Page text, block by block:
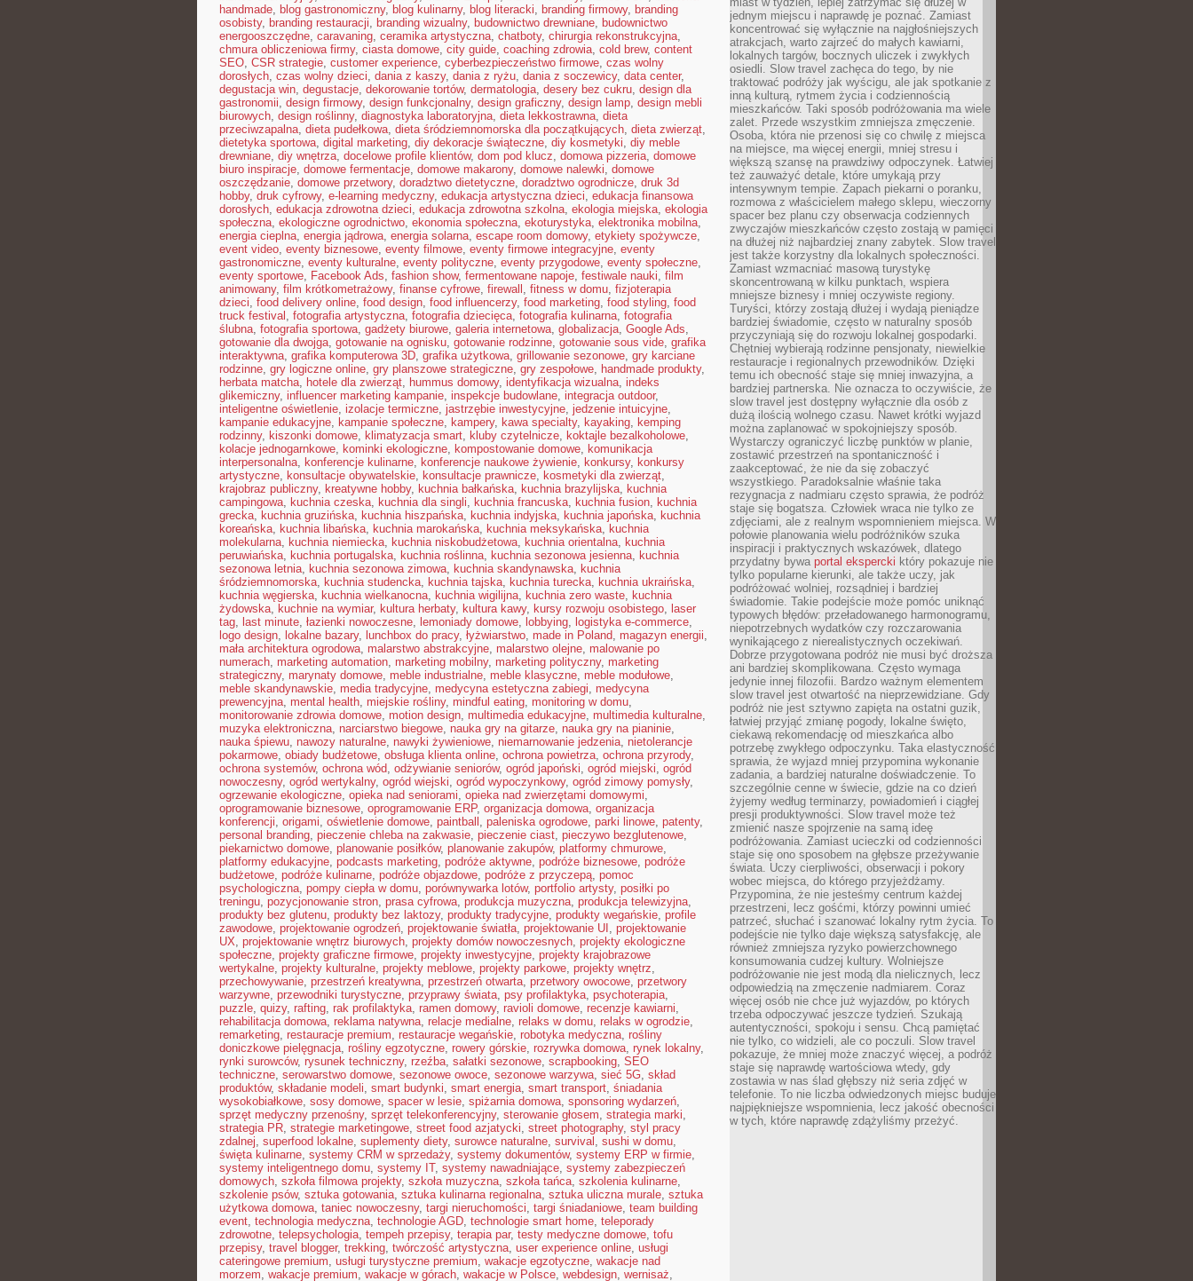
handmade, blog gastronomiczny, blog kulinarny, blog literacki, branding firmowy, branding
osobisty, branding restauracji, branding wizualny, budownictwo drewniane, budownictwo
energooszczędne, caravaning, ceramika artystyczna, chatboty, chirurgia rekonstrukcyjna,
chmura obliczeniowa firmy, ciasta domowe, city guide, coaching zdrowia, cold brew, content
SEO, CSR strategie, customer experience, cyberbezpieczeństwo firmowe, czas wolny
dorosłych, czas wolny dzieci, dania z kaszy, dania z ryżu, dania z soczewicy, data center,
degustacja win, degustacje, dekorowanie tortów, dermatologia, desery bez cukru, design dla
gastronomii, design firmowy, design funkcjonalny, design graficzny, design lamp, design mebli
biurowych, design roślinny, diagnostyka laboratoryjna, dieta lekkostrawna, dieta
przeciwzapalna, dieta pudełkowa, dieta śródziemnomorska dla początkujących, dieta zwierząt,
dietetyka sportowa, digital marketing, diy dekoracje świąteczne, diy kosmetyki, diy meble
drewniane, diy wnętrza, docelowe profile klientów, dom pod klucz, domowa pizzeria, domowe
biuro inspiracje, domowe fermentacje, domowe makarony, domowe nalewki, domowe
oszczędzanie, domowe przetwory, doradztwo dietetyczne, doradztwo ogrodnicze, druk 3d
hobby, druk cyfrowy, e-learning medyczny, edukacja artystyczna dzieci, edukacja finansowa
dorosłych, edukacja zdrowotna dzieci, edukacja zdrowotna szkolna, ekologia miejska, ekologia
społeczna, ekologiczne ogrodnictwo, ekonomia społeczna, ekoturystyka, elektronika mobilna,
energia cieplna, energia jądrowa, energia solarna, escape room domowy, etykiety spożywcze,
event video, eventy biznesowe, eventy filmowe, eventy firmowe integracyjne, eventy
gastronomiczne, eventy kulturalne, eventy polityczne, eventy przygodowe, eventy społeczne,
eventy sportowe, Facebook Ads, fashion show, fermentowane napoje, festiwale nauki, film
animowany, film krótkometrażowy, finanse cyfrowe, firewall , fitness w domu, fizjoterapia
dzieci, food delivery online, food design, food influencerzy, food marketing, food styling, food
truck festival , fotografia artystyczna, fotografia dziecięca, fotografia kulinarna, fotografia
ślubna, fotografia sportowa, gadżety biurowe, galeria internetowa, globalizacja, Google Ads,
gotowanie dla dwojga, gotowanie na ognisku, gotowanie rodzinne, gotowanie sous vide, grafika
interaktywna, grafika komputerowa 3D, grafika użytkowa, grillowanie sezonowe, gry karciane
rodzinne, gry logiczne online, gry planszowe strategiczne, gry zespołowe, handmade produkty,
herbata matcha, hotele dla zwierząt, hummus domowy, identyfikacja wizualna, indeks
glikemiczny, influencer marketing kampanie, inspekcje budowlane, integracja outdoor,
inteligentne oświetlenie, izolacje termiczne, jastrzębie inwestycyjne, jedzenie intuicyjne,
kampanie edukacyjne, kampanie społeczne, kampery, kawa specialty, kayaking, kemping
rodzinny, kiszonki domowe, klimatyzacja smart, kluby czytelnicze, koktajle bezalkoholowe,
kolacje jednogarnkowe, kominki ekologiczne, kompostowanie domowe, komunikacja
interpersonalna, konferencje kulinarne, konferencje naukowe żywienie, konkursy, konkursy
artystyczne, konsultacje obywatelskie, konsultacje prawnicze, kosmetyki dla zwierząt,
krajobraz publiczny, kreatywne hobby, kuchnia bałkańska, kuchnia brazylijska, kuchnia
campingowa, kuchnia czeska, kuchnia dla singli, kuchnia francuska, kuchnia fusion, kuchnia
grecka, kuchnia gruzińska, kuchnia hiszpańska, kuchnia indyjska, kuchnia japońska, kuchnia
koreańska, kuchnia libańska, kuchnia marokańska, kuchnia meksykańska, kuchnia
molekularna, kuchnia niemiecka, kuchnia niskobudżetowa, kuchnia orientalna, kuchnia
peruwiańska, kuchnia portugalska, kuchnia roślinna, kuchnia sezonowa jesienna, kuchnia
sezonowa letnia, kuchnia sezonowa zimowa, kuchnia skandynawska, kuchnia
śródziemnomorska, kuchnia studencka, kuchnia tajska, kuchnia turecka, kuchnia ukraińska,
kuchnia węgierska, kuchnia wielkanocna, kuchnia wigilijna, kuchnia zero waste, kuchnia
żydowska, kuchnie na wymiar, kultura herbaty, kultura kawy, kursy rozwoju osobistego, laser
tag, last minute, łazienki nowoczesne, lemoniady domowe, lobbying, logistyka e-commerce,
logo design, lokalne bazary, lunchbox do pracy, łyżwiarstwo, made in Poland, magazyn energii,
mała architektura ogrodowa, malarstwo abstrakcyjne, malarstwo olejne, malowanie po
numerach, marketing automation, marketing mobilny, marketing polityczny, marketing
strategiczny, marynaty domowe, meble industrialne, meble klasyczne, meble modułowe,
meble skandynawskie, media tradycyjne, medycyna estetyczna zabiegi, medycyna
prewencyjna, mental health, miejskie rośliny, mindful eating, monitoring w domu,
monitorowanie zdrowia domowe, motion design, multimedia edukacyjne, multimedia kulturalne,
muzyka elektroniczna, narciarstwo biegowe, nauka gry na gitarze, nauka gry na pianinie,
nauka śpiewu, nawozy naturalne, nawyki żywieniowe, niemarnowanie jedzenia, nietolerancje
pokarmowe, obiady budżetowe, obsługa klienta online, ochrona powietrza, ochrona przyrody,
ochrona systemów, ochrona wód, odżywianie seniorów, ogród japoński, ogród miejski, ogród
nowoczesny, ogród wertykalny, ogród wiejski, ogród wypoczynkowy, ogród zimowy pomysły,
ogrzewanie ekologiczne, opieka nad seniorami, opieka nad zwierzętami domowymi,
oprogramowanie biznesowe, oprogramowanie ERP, organizacja domowa, organizacja
konferencji, origami, oświetlenie domowe, paintball , paleniska ogrodowe, parki linowe, patenty,
personal branding, pieczenie chleba na zakwasie, pieczenie ciast, pieczywo bezglutenowe,
piekarnictwo domowe, planowanie posiłków, planowanie zakupów, platformy chmurowe,
platformy edukacyjne, podcasts marketing, podróże aktywne, podróże biznesowe, podróże
budżetowe, podróże kulinarne, podróże objazdowe, podróże z przyczepą, pomoc
psychologiczna, pompy ciepła w domu, porównywarka lotów, portfolio artysty, posiłki po
treningu, pozycjonowanie stron, prasa cyfrowa, produkcja muzyczna, produkcja telewizyjna,
produkty bez glutenu, produkty bez laktozy, produkty tradycyjne, produkty wegańskie, profile
zawodowe, projektowanie ogrodzeń, projektowanie światła, projektowanie UI , projektowanie
UX, projektowanie wnętrz biurowych, projekty domów nowoczesnych, projekty ekologiczne
społeczne, projekty graficzne firmowe, projekty inwestycyjne, projekty krajobrazowe
wertykalne, projekty kulturalne, projekty meblowe, projekty parkowe, projekty wnętrz,
przechowywanie, przestrzeń kreatywna, przestrzeń otwarta, przetwory owocowe, przetwory
warzywne, przewodniki turystyczne, przyprawy świata, psy profilaktyka, psychoterapia,
puzzle, quizy, rafting, rak profilaktyka, ramen domowy, ravioli domowe, recenzje kawiarni,
rehabilitacja domowa, reklama natywna, relacje medialne, relaks w domu, relaks w ogrodzie,
remarketing, restauracje premium, restauracje wegańskie, robotyka medyczna, rośliny
doniczkowe pielęgnacja, rośliny egzotyczne, rowery górskie, rozrywka domowa, rynek lokalny,
rynki surowców, rysunek techniczny, rzeźba, sałatki sezonowe, scrapbooking, SEO
techniczne, serowarstwo domowe, sezonowe owoce, sezonowe warzywa, sieć 5G, skład
produktów, składanie modeli, smart budynki, smart energia, smart transport, śniadania
wysokobiałkowe, sosy domowe, spacer w lesie, spiżarnia domowa, sponsoring wydarzeń,
sprzęt medyczny przenośny, sprzęt telekonferencyjny, sterowanie głosem, strategia marki,
strategia PR, strategie marketingowe, street food azjatycki, street photography, styl pracy
zdalnej, superfood lokalne, suplementy diety, surowce naturalne, survival , sushi w domu,
święta kulinarne, systemy CRM w sprzedaży, systemy dokumentów, systemy ERP w firmie,
systemy inteligentnego domu, systemy IT, systemy nawadniające, systemy zabezpieczeń
domowych, szkoła filmowa projekty, szkoła muzyczna, szkoła tańca, szkolenia kulinarne,
szkolenie psów, sztuka gotowania, sztuka kulinarna regionalna, sztuka uliczna murale, sztuka
użytkowa domowa, taniec nowoczesny, targi nieruchomości, targi śniadaniowe, team building
event, technologia medyczna, technologie AGD, technologie smart home, teleporady
zdrowotne, telepsychologia, tempeh przepisy, terapia par, testy medyczne domowe, tofu
przepisy, travel blogger, trekking, twórczość artystyczna, user experience online, usługi
cateringowe premium, usługi turystyczne premium, wakacje egzotyczne, wakacje nad
morzem, wakacje premium, wakacje w górach, wakacje w Polsce, webdesign, wernisaż,
jednym miejscu i naprawdę je poznać. Zamiast
koncentrować się wyłącznie na najgłośniejszych
atrakcjach, warto zajrzeć do małych kawiarni,
lokalnych targów, bocznych uliczek i zwykłych
osiedli. Slow travel zachęca do tego, by nie
traktować podróży jak wyścigu, ale jak spotkanie z
inną kulturą, rytmem życia i codziennością
mieszkańców. Taki sposób podróżowania ma wiele
zalet. Przede wszystkim zmniejsza zmęczenie.
Osoba, która nie przenosi się co chwilę z miejsca
na miejsce, ma więcej energii, mniej stresu i
większą szansę na prawdziwy odpoczynek. Łatwiej
też zauważyć detale, które umykają przy
intensywnym tempie. Zapach piekarni o poranku,
rozmowa z właścicielem małego sklepu, wieczorny
spacer bez planu czy obserwacja codziennych
zwyczajów mieszkańców często zostają w pamięci
na dłużej niż najbardziej znany zabytek. Slow travel
jest także korzystny dla lokalnych społeczności.
Zamiast wzmacniać masową turystykę
skoncentrowaną w kilku punktach, wspiera
mniejsze biznesy i mniej oczywiste regiony.
Turyści, którzy zostają dłużej i wydają pieniądze
bardziej świadomie, często w naturalny sposób
przyczyniają się do rozwoju lokalnej gospodarki.
Chętniej wybierają rodzinne pensjonaty, niewielkie
restauracje i regionalnych przewodników. Dzięki
temu ich obecność staje się mniej inwazyjna, a
bardziej partnerska. Nie oznacza to oczywiście, że
slow travel jest dostępny wyłącznie dla osób z
dużą ilością wolnego czasu. Nawet krótki wyjazd
można zaplanować w spokojniejszy sposób.
Wystarczy ograniczyć liczbę punktów w planie,
zostawić przestrzeń na spontaniczność i
zaakceptować, że nie da się zobaczyć
wszystkiego. Paradoksalnie właśnie taka
rezygnacja z nadmiaru często sprawia, że podróż
staje się bogatsza. Człowiek wraca nie tylko ze
zdjęciami, ale z realnym wspomnieniem miejsca. W
połowie planowania wielu podróżników szuka
inspiracji i praktycznych wskazówek, dlatego
przydatny bywa portal ekspercki który pokazuje nie
tylko popularne kierunki, ale także uczy, jak
podróżować wolniej, rozsądniej i bardziej
świadomie. Takie podejście może pomóc uniknąć
typowych błędów: przeładowanego harmonogramu,
niepotrzebnych wydatków czy rozczarowania
wynikającego z nierealistycznych oczekiwań.
Dobrze przygotowana podróż nie musi być droższa
ani bardziej skomplikowana. Często wymaga
jedynie innej filozofii. Bardzo ważnym elementem
slow travel jest otwartość na nieprzewidziane. Gdy
podróż nie jest sztywno zapięta na ostatni guzik,
łatwiej przyjąć zmianę pogody, lokalne święto,
ciekawą rekomendację od mieszkańca albo
potrzebę zwykłego odpoczynku. Taka elastyczność
sprawia, że wyjazd mniej przypomina wykonanie
zadania, a bardziej naturalne doświadczenie. To
szczególnie cenne w świecie, gdzie na co dzień
żyjemy według terminarzy, powiadomień i ciągłej
presji produktywności. Slow travel może też
zmienić nasze spojrzenie na samą ideę
podróżowania. Zamiast ucieczki od codzienności
staje się ono sposobem na głębsze przeżywanie
świata. Uczy cierpliwości, obserwacji i pokory
wobec miejsca, do którego przyjeżdżamy.
Przypomina, że nie jesteśmy centrum każdej
przestrzeni, lecz gośćmi, którzy powinni umieć
patrzeć, słuchać i szanować lokalny rytm życia. To
podejście nie tylko daje większą satysfakcję, ale
również zmniejsza ryzyko powierzchownego
konsumowania cudzej kultury. Wolniejsze
podróżowanie nie jest modą dla nielicznych, lecz
odpowiedzią na zmęczenie nadmiarem. Coraz
więcej osób nie chce już wyjazdów, po których
trzeba odpoczywać jeszcze tydzień. Szukają
autentyczności, spokoju i sensu. Chcą pamiętać
nie tylko, co widzieli, ale co poczuli. Slow travel
pokazuje, że mniej może znaczyć więcej, a podróż
staje się naprawdę wartościowa wtedy, gdy
zostawia w nas ślad głębszy niż seria zdjęć w
telefonie. To nie liczba odwiedzonych miejsc buduje
najpiękniejsze wspomnienia, lecz jakość obecności
w tych, które naprawdę zdążyliśmy przeżyć.